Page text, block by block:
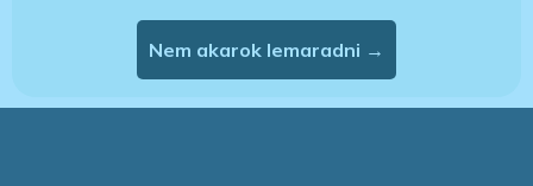
Nem akarok lemaradni →